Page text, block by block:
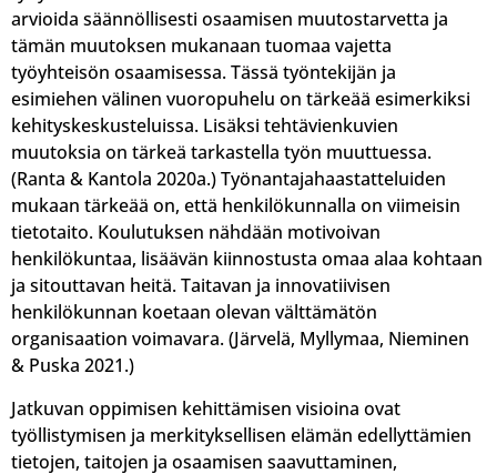
arvioida säännöllisesti osaamisen muutostarvetta ja
tämän muutoksen mukanaan tuomaa vajetta
työyhteisön osaamisessa. Tässä työntekijän ja
esimiehen välinen vuoropuhelu on tärkeää esimerkiksi
kehityskeskusteluissa. Lisäksi tehtävienkuvien
muutoksia on tärkeä tarkastella työn muuttuessa.
(Ranta & Kantola 2020a.) Työnantajahaastatteluiden
mukaan tärkeää on, että henkilökunnalla on viimeisin
tietotaito. Koulutuksen nähdään motivoivan
henkilökuntaa, lisäävän kiinnostusta omaa alaa kohtaan
ja sitouttavan heitä. Taitavan ja innovatiivisen
henkilökunnan koetaan olevan välttämätön
organisaation voimavara. (Järvelä, Myllymaa, Nieminen
& Puska 2021.)
Jatkuvan oppimisen kehittämisen visioina ovat
työllistymisen ja merkityksellisen elämän edellyttämien
tietojen, taitojen ja osaamisen saavuttaminen,